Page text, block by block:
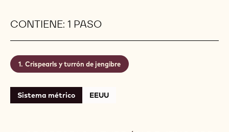
CONTIENE: 1 PASO
Crispearls y turrón de jengibre
Sistema métrico EEUU